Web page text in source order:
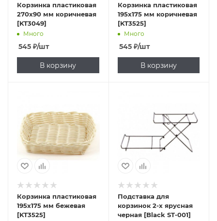
Корзинка пластиковая
270х90 мм коричневая
[KT3049]
Много
545 ₽/шт
В корзину
Корзинка пластиковая
195х175 мм коричневая
[KT3525]
Много
545₽/шт
В корзину
Корзинка пластиковая
195х175 мм бежевая
[KT3525]
Подставка для
корзинок 2-х ярусная
черная [Black ST-001]